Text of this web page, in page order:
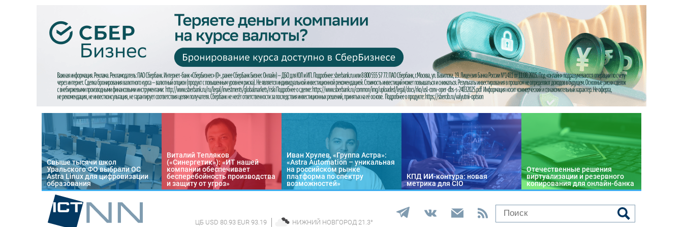
Свыше тысячи школ
Уральского ФО выбрали ОС
Astra Linux для цифровизации
образования
Виталий Тепляков
(«Синергетик»): «ИТ нашей
компании обеспечивает
бесперебойность производства
и защиту от угроз»
Иван Хрулев, «Группа Астра»:
«Astra Automation – уникальная
на российском рынке
платформа по спектру
возможностей»
КПД ИИ-контура: новая
метрика для CIO
Отечественные решения
виртуализации и резервного
копирования для онлайн-банка
ЦБ USD 80.93 EUR 93.19 НИЖНИЙ НОВГОРОД 21.3°